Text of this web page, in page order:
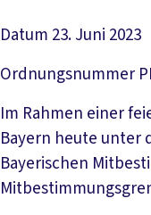
Datum 23. Juni 2023
Ordnungsnummer
Im Rahmen einer
Bayern heute unter
Bayerischen